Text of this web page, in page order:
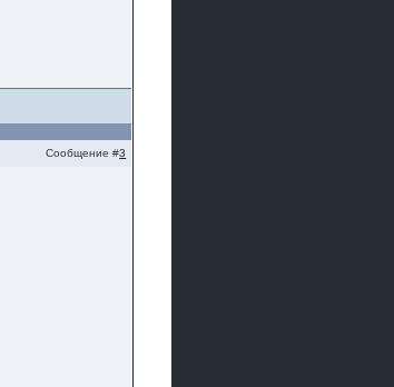
Сообщение #3